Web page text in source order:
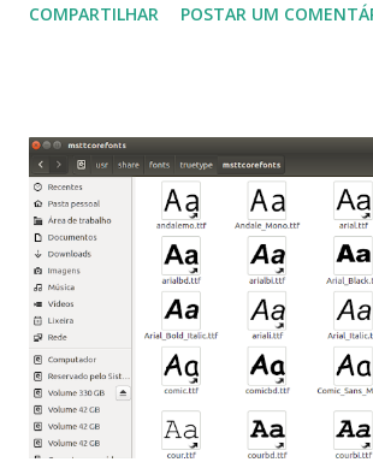
a Associação Brasileira de Normas
que contém essas fontes. Ao instalar o
terminal e execute o comando: $ sudo
mscorefonts-installer Leia os termos de
clicando em “Ok” Agora aceite os termos
em “Sim” Pronto agora abra o LibreOffice
fontes Times New Roman, Arial estão
ocorra algum erro ou precisa reinstalar,
apt-get install --reinstall ttf-
COMPARTILHAR POSTAR UM